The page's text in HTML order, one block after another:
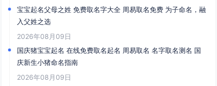
宝宝起名父母之姓 免费取名字大全 周易取名免费 为子命名，融
入父姓之选
2026年08月09日
国庆猪宝宝起名 在线免费取名起名 周易取名 名字取名测名 国
庆新生小猪命名指南
2026年08月09日